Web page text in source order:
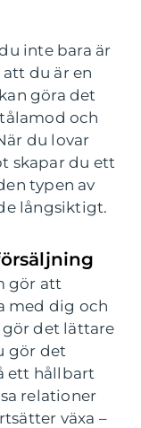
inte bara är
du är en
göra det
och
du lovar
skapar du ett
typen av
långsiktigt.
gör att
med dig och
det lättare
gör det
ett hållbart
relationer
växa –